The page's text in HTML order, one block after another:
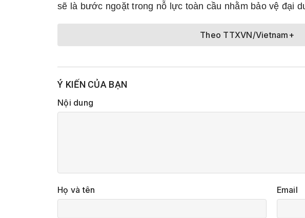
sẽ là bước ngoặt trong nỗ lực toàn cầu nhằm bảo vệ đại
Theo TTXVN/Vietnam+
Ý KIẾN CỦA BẠN
Nội dung
Họ và tên Email